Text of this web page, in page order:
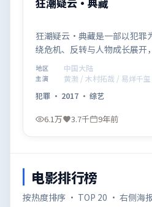
狂潮疑云·典藏是一部以犯罪
绕危机、反转与人物成长展开
推荐观看。
地区 中国大陆
主演
黄渤 / 木村拓哉 / 易烊千玺
犯罪 · 2017 · 综艺
6.1万 3.7千 9年前
电影排行榜
按热度排序 · TOP 20 · 右侧海